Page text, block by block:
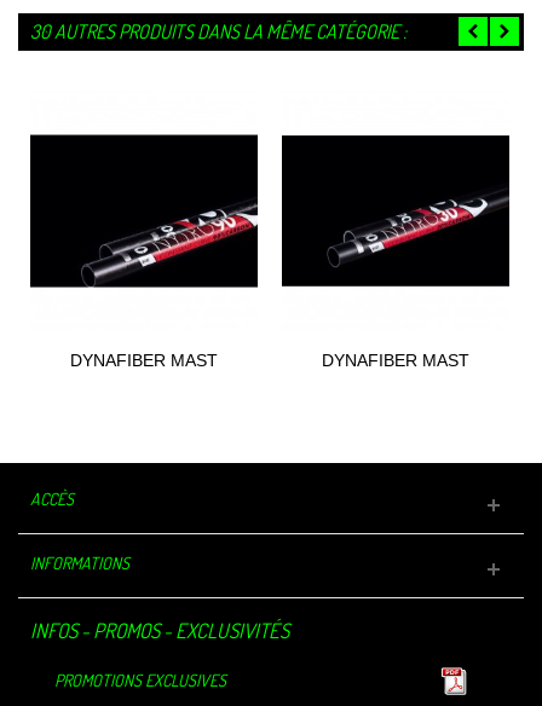
30 AUTRES PRODUITS DANS LA MÊME CATÉGORIE :
DYNAFIBER MAST
DYNAFIBER MAST
ACCÈS
INFORMATIONS
INFOS - PROMOS - EXCLUSIVITÉS
PROMOTIONS EXCLUSIVES